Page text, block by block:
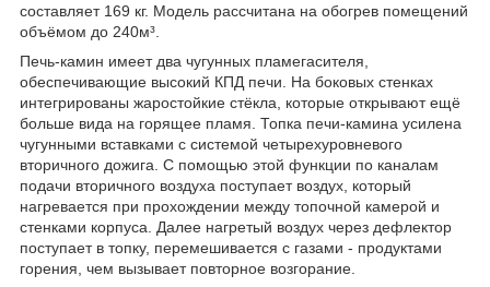
составляет 169 кг. Модель рассчитана на обогрев помещений
объёмом до 240м³.
Печь-камин имеет два чугунных пламегасителя,
обеспечивающие высокий КПД печи. На боковых стенках
интегрированы жаростойкие стёкла, которые открывают ещё
больше вида на горящее пламя. Топка печи-камина усилена
чугунными вставками с системой четырехуровневого
вторичного дожига. С помощью этой функции по каналам
подачи вторичного воздуха поступает воздух, который
нагревается при прохождении между топочной камерой и
стенками корпуса. Далее нагретый воздух через дефлектор
поступает в топку, перемешивается с газами - продуктами
горения, чем вызывает повторное возгорание.